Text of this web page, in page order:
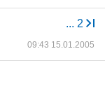
... 2
09:43 15.01.2005